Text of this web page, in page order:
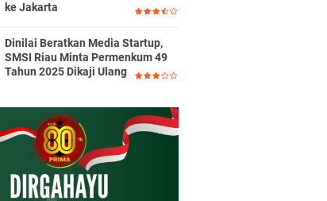
ke Jakarta
Dinilai Beratkan Media Startup,
SMSI Riau Minta Permenkum 49
Tahun 2025 Dikaji Ulang